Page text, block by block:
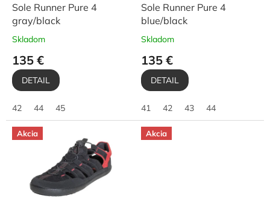
u
Sole Runner Pure 4
gray/black
Skladom
135 €
DETAIL
42 44 45
Sole Runner Pure 4
blue/black
Skladom
135 €
DETAIL
41 42 43 44
Akcia Akcia